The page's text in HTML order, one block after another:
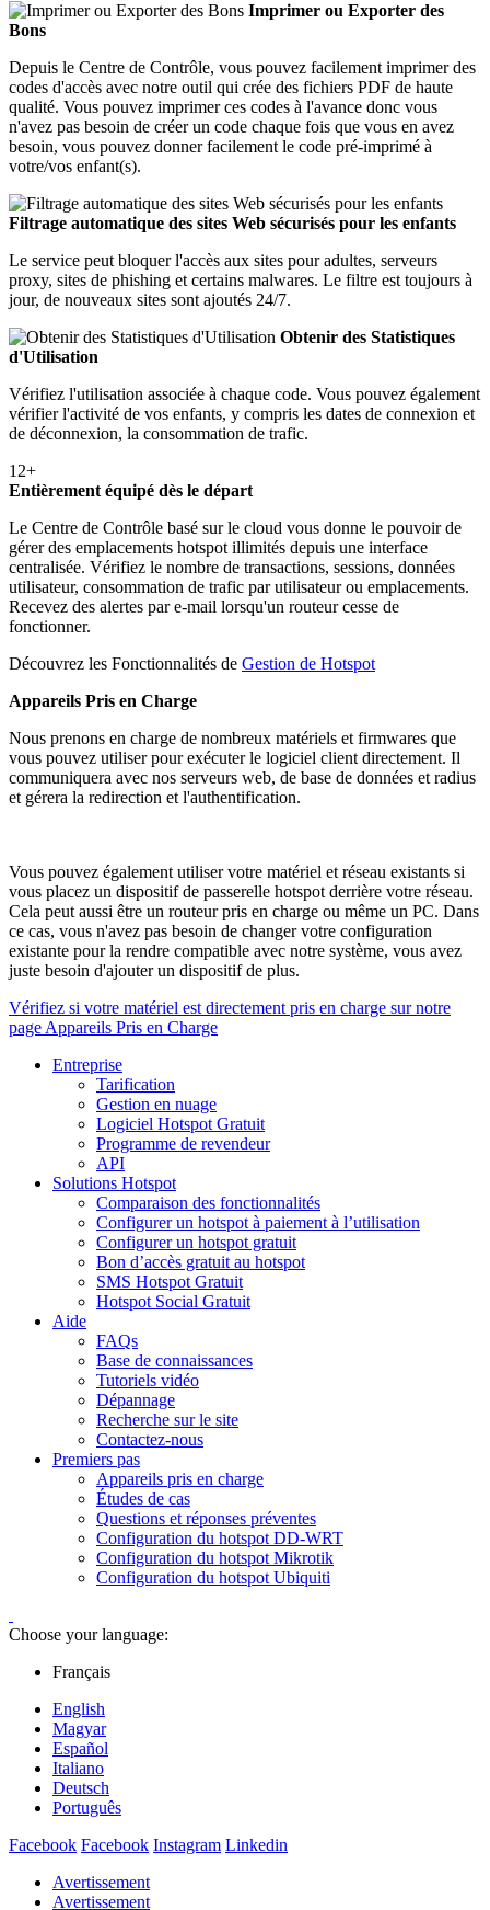
Imprimer ou Exporter des
Bons
Depuis le Centre de Contrôle, vous pouvez facilement imprimer des
codes d'accès avec notre outil qui crée des fichiers PDF de haute
qualité. Vous pouvez imprimer ces codes à l'avance donc vous
n'avez pas besoin de créer un code chaque fois que vous en avez
besoin, vous pouvez donner facilement le code pré-imprimé à
votre/vos enfant(s).
Filtrage automatique des sites Web sécurisés pour les enfants
Le service peut bloquer l'accès aux sites pour adultes, serveurs
proxy, sites de phishing et certains malwares. Le filtre est toujours à
jour, de nouveaux sites sont ajoutés 24/7.
Obtenir des Statistiques
d'Utilisation
Vérifiez l'utilisation associée à chaque code. Vous pouvez également
vérifier l'activité de vos enfants, y compris les dates de connexion et
de déconnexion, la consommation de trafic.
12+
Entièrement équipé dès le départ
Le Centre de Contrôle basé sur le cloud vous donne le pouvoir de
gérer des emplacements hotspot illimités depuis une interface
centralisée. Vérifiez le nombre de transactions, sessions, données
utilisateur, consommation de trafic par utilisateur ou emplacements.
Recevez des alertes par e-mail lorsqu'un routeur cesse de
fonctionner.
Découvrez les Fonctionnalités de Gestion de Hotspot
Appareils Pris en Charge
Nous prenons en charge de nombreux matériels et firmwares que
vous pouvez utiliser pour exécuter le logiciel client directement. Il
communiquera avec nos serveurs web, de base de données et radius
et gérera la redirection et l'authentification.
Vous pouvez également utiliser votre matériel et réseau existants si
vous placez un dispositif de passerelle hotspot derrière votre réseau.
Cela peut aussi être un routeur pris en charge ou même un PC. Dans
ce cas, vous n'avez pas besoin de changer votre configuration
existante pour la rendre compatible avec notre système, vous avez
juste besoin d'ajouter un dispositif de plus.
Vérifiez si votre matériel est directement pris en charge sur notre
page Appareils Pris en Charge
Entreprise
Tarification
Gestion en nuage
Logiciel Hotspot Gratuit
Programme de revendeur
API
Solutions Hotspot
Comparaison des fonctionnalités
Configurer un hotspot à paiement à l’utilisation
Configurer un hotspot gratuit
Bon d’accès gratuit au hotspot
SMS Hotspot Gratuit
Hotspot Social Gratuit
Aide
FAQs
Base de connaissances
Tutoriels vidéo
Dépannage
Recherche sur le site
Contactez-nous
Premiers pas
Appareils pris en charge
Études de cas
Questions et réponses préventes
Configuration du hotspot DD-WRT
Configuration du hotspot Mikrotik
Configuration du hotspot Ubiquiti
Choose your language:
Français
English
Magyar
Español
Italiano
Deutsch
Português
Facebook Facebook Instagram Linkedin
Avertissement
Avertissement